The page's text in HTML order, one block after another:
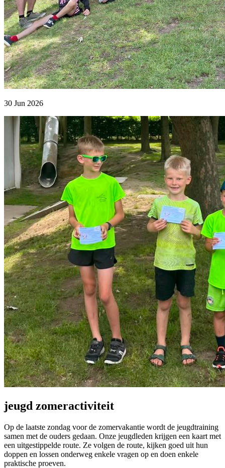
30 Jun 2026
jeugd zomeractiviteit
Op de laatste zondag voor de zomervakantie wordt de jeugdtraining
samen met de ouders gedaan. Onze jeugdleden krijgen een kaart met
een uitgestippelde route. Ze volgen de route, kijken goed uit hun
doppen en lossen onderweg enkele vragen op en doen enkele
praktische proeven.